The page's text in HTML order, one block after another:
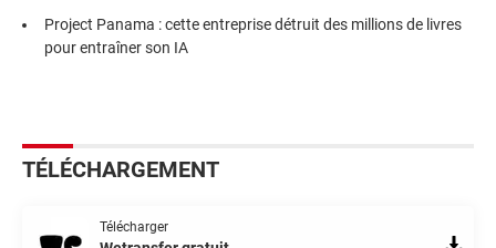
Project Panama : cette entreprise détruit des millions de livres
pour entraîner son IA
TÉLÉCHARGEMENT
Télécharger